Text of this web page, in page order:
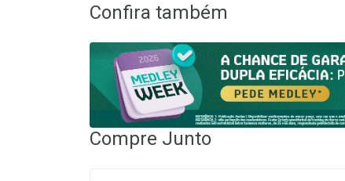
Confira também
Compre Junto